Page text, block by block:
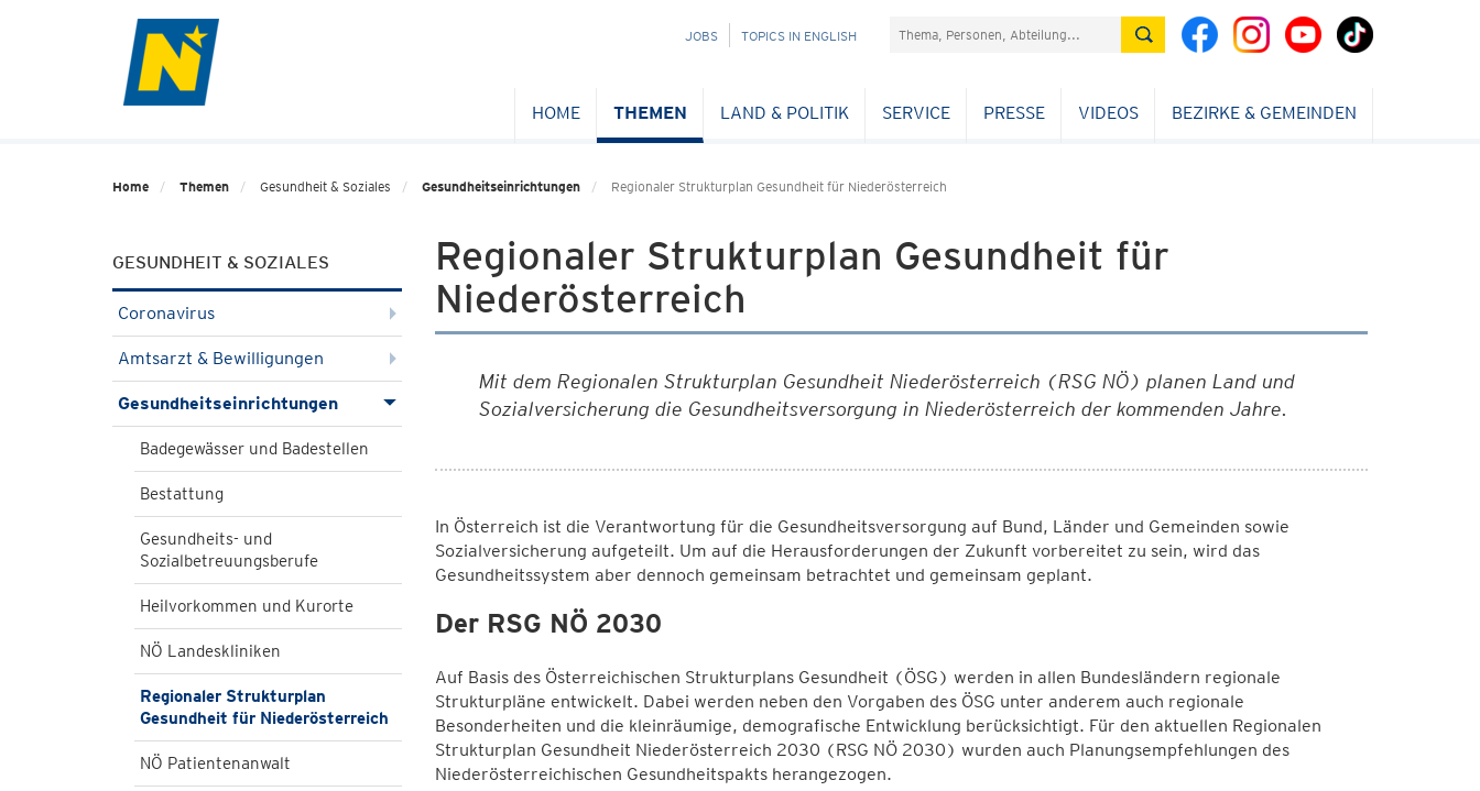
NAVIGATION
JOBS TOPICS IN ENGLISH Suchefeld
HOME THEMEN LAND & POLITIK SERVICE PRESSE VIDEOS BEZIRKE & GEMEINDEN
Home Themen Gesundheit & Soziales Gesundheitseinrichtungen Regionaler Strukturplan Gesundheit für Niederösterreich
GESUNDHEIT & SOZIALES
Coronavirus
Amtsarzt & Bewilligungen
Gesundheitseinrichtungen
Badegewässer und Badestellen
Bestattung
Gesundheits- und
Sozialbetreuungsberufe
Heilvorkommen und Kurorte
NÖ Landeskliniken
Regionaler Strukturplan
Gesundheit für Niederösterreich
NÖ Patientenanwalt
Regionaler Strukturplan Gesundheit für
Niederösterreich
Mit dem Regionalen Strukturplan Gesundheit Niederösterreich (RSG NÖ) planen Land und
Sozialversicherung die Gesundheitsversorgung in Niederösterreich der kommenden Jahre.
In Österreich ist die Verantwortung für die Gesundheitsversorgung auf Bund, Länder und Gemeinden sowie
Sozialversicherung aufgeteilt. Um auf die Herausforderungen der Zukunft vorbereitet zu sein, wird das
Gesundheitssystem aber dennoch gemeinsam betrachtet und gemeinsam geplant.
Der RSG NÖ 2030
Auf Basis des Österreichischen Strukturplans Gesundheit (ÖSG) werden in allen Bundesländern regionale
Strukturpläne entwickelt. Dabei werden neben den Vorgaben des ÖSG unter anderem auch regionale
Besonderheiten und die kleinräumige, demografische Entwicklung berücksichtigt. Für den aktuellen Regionalen
Strukturplan Gesundheit Niederösterreich 2030 (RSG NÖ 2030) wurden auch Planungsempfehlungen des
Niederösterreichischen Gesundheitspakts herangezogen.